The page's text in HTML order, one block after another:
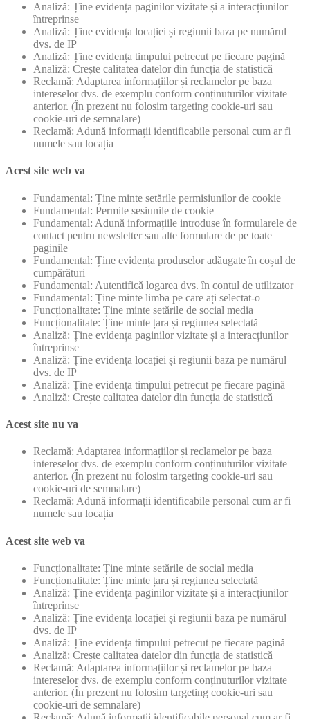
Analiză: Ține evidența paginilor vizitate și a interacțiunilor
întreprinse
Analiză: Ține evidența locației și regiunii baza pe numărul
dvs. de IP
Analiză: Ține evidența timpului petrecut pe fiecare pagină
Analiză: Crește calitatea datelor din funcția de statistică
Reclamă: Adaptarea informațiilor și reclamelor pe baza
intereselor dvs. de exemplu conform conținuturilor vizitate
anterior. (În prezent nu folosim targeting cookie-uri sau
cookie-uri de semnalare)
Reclamă: Adună informații identificabile personal cum ar fi
numele sau locația
Acest site web va
Fundamental: Ține minte setările permisiunilor de cookie
Fundamental: Permite sesiunile de cookie
Fundamental: Adună informațiile introduse în formularele de
contact pentru newsletter sau alte formulare de pe toate
paginile
Fundamental: Ține evidența produselor adăugate în coșul de
cumpărături
Fundamental: Autentifică logarea dvs. în contul de utilizator
Fundamental: Ține minte limba pe care ați selectat-o
Funcționalitate: Ține minte setările de social media
Funcționalitate: Ține minte țara și regiunea selectată
Analiză: Ține evidența paginilor vizitate și a interacțiunilor
întreprinse
Analiză: Ține evidența locației și regiunii baza pe numărul
dvs. de IP
Analiză: Ține evidența timpului petrecut pe fiecare pagină
Analiză: Crește calitatea datelor din funcția de statistică
Acest site nu va
Reclamă: Adaptarea informațiilor și reclamelor pe baza
intereselor dvs. de exemplu conform conținuturilor vizitate
anterior. (În prezent nu folosim targeting cookie-uri sau
cookie-uri de semnalare)
Reclamă: Adună informații identificabile personal cum ar fi
numele sau locația
Acest site web va
Funcționalitate: Ține minte setările de social media
Funcționalitate: Ține minte țara și regiunea selectată
Analiză: Ține evidența paginilor vizitate și a interacțiunilor
întreprinse
Analiză: Ține evidența locației și regiunii baza pe numărul
dvs. de IP
Analiză: Ține evidența timpului petrecut pe fiecare pagină
Analiză: Crește calitatea datelor din funcția de statistică
Reclamă: Adaptarea informațiilor și reclamelor pe baza
intereselor dvs. de exemplu conform conținuturilor vizitate
anterior. (În prezent nu folosim targeting cookie-uri sau
cookie-uri de semnalare)